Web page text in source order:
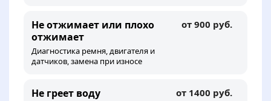
Не отжимает или плохо
отжимает
Диагностика ремня, двигателя и
датчиков, замена при износе
от 900 руб.
Не греет воду от 1400 руб.